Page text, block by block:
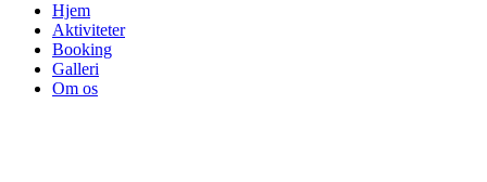
Hjem
Aktiviteter
Booking
Galleri
Om os